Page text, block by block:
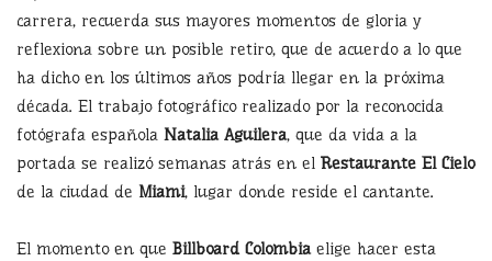
carrera, recuerda sus mayores momentos de gloria y
reflexiona sobre un posible retiro, que de acuerdo a lo que
ha dicho en los últimos años podría llegar en la próxima
década. El trabajo fotográfico realizado por la reconocida
fotógrafa española Natalia Aguilera, que da vida a la
portada se realizó semanas atrás en el Restaurante El Cielo
de la ciudad de Miami, lugar donde reside el cantante.
El momento en que Billboard Colombiaelige hacer esta